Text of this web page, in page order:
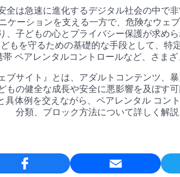
全は急速に進化するデジタル社会の中で
ケーションを支える一方で、危険なウェ
、子どもの心とプライバシー保護が求め
もを守るための基礎的な手段として、特
ペアレンタルコントロールなど、さま
サイト』とは、アダルトコンテンツ、
もの健全な成長や安全に悪影響を及ぼす
具体例を交えながら、ペアレンタル コン
分類、ブロック方法について詳しく解説
Email